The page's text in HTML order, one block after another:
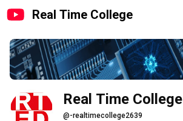
Real Time College
Real Time College
@-realtimecollege2639